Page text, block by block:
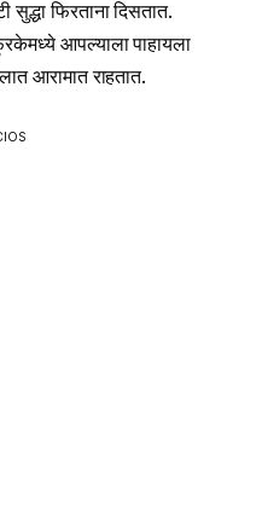
सुद्धा फिरताना दिसतात.
आपल्याला पाहायला
आरामात राहतात.